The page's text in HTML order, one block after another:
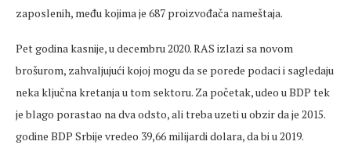
zaposlenih, među kojima je 687 proizvođača nameštaja.
Pet godina kasnije, u decembru 2020. RAS izlazi sa novom
brošurom, zahvaljujući kojoj mogu da se porede podaci i sagledaju
neka ključna kretanja u tom sektoru. Za početak, udeo u BDP tek
je blago porastao na dva odsto, ali treba uzeti u obzir da je 2015.
godine BDP Srbije vredeo 39,66 milijardi dolara, da bi u 2019.